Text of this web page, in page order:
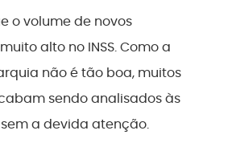
o volume de novos
alto no INSS. Como a
não é tão boa, muitos
sendo analisados às
sem a devida atenção.